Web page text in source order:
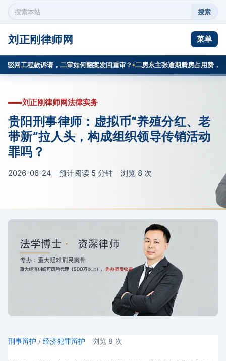
搜
索
本
站
内
容
搜索
刘正刚律师网 菜单
回工程款诉请，二审如何翻案发回重审？ 二房东主张逾期腾房占用费，次承
刘正刚律师网法律实务
贵阳刑事律师：虚拟币“养殖分红、老
带新”拉人头，构成组织领导传销活动
罪吗？
2026-06-24 预计阅读 5 分钟 浏览 8 次
刑事辩护 / 经济犯罪辩护 浏览 8 次